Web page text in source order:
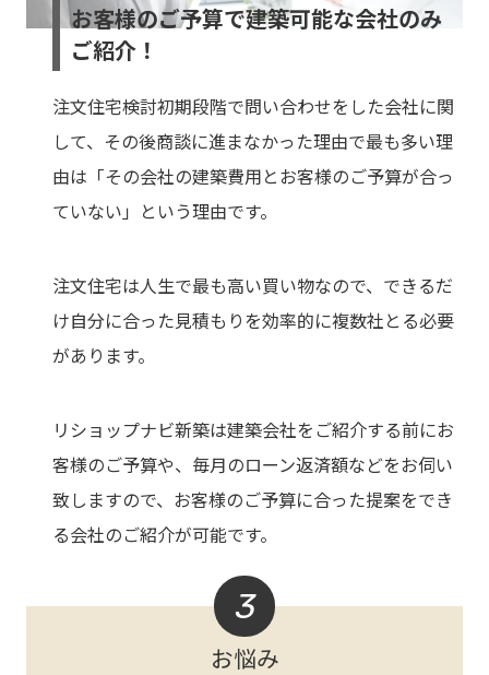
お客様のご予算で建築可能な会社のみ
ご紹介！
注文住宅検討初期段階で問い合わせをした会社に関
して、その後商談に進まなかった理由で最も多い理
由は「その会社の建築費用とお客様のご予算が合っ
ていない」という理由です。
注文住宅は人生で最も高い買い物なので、できるだ
け自分に合った見積もりを効率的に複数社とる必要
があります。
リショップナビ新築は建築会社をご紹介する前にお
客様のご予算や、毎月のローン返済額などをお伺い
致しますので、お客様のご予算に合った提案をでき
る会社のご紹介が可能です。
3
お悩み